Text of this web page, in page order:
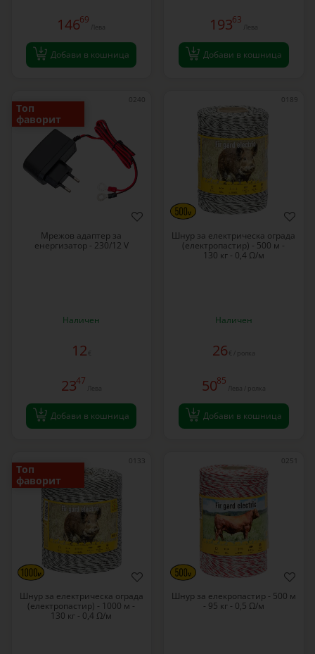
14669
Лева
Добави в кошница
19363
Лева
Добави в кошница
0240
Топ
фаворит
Мрежов адаптер за
енергизатор - 230/12 V
Наличен
12 €
2347
Лева
Добави в кошница
0189
Шнур за електрическа ограда
(електропастир) - 500 м -
130 кг - 0,4 Ω/м
Наличен
26 € / ролка
5085
Лева / ролка
Добави в кошница
0133
Топ
фаворит
Шнур за електрическа ограда
(електропастир) - 1000 м -
130 кг - 0,4 Ω/м
0251
Шнур за елекропастир - 500 м
- 95 кг - 0,5 Ω/м